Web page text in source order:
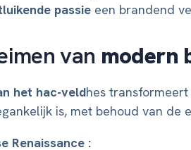
passie een brandend
van modern
het hac-veldhes
is, met behoud van de
Renaissance :